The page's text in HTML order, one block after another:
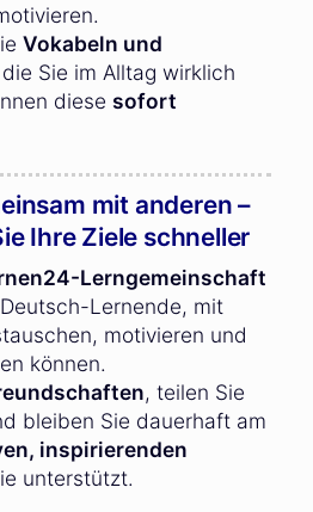
Vokabeln und
Sie im Alltag wirklich
diese sofort
mit anderen –
Ihre Ziele schneller
Lerngemeinschaft
Lernende, mit
motivieren und
können.
, teilen Sie
bleiben Sie dauerhaft am
inspirierenden
unterstützt.